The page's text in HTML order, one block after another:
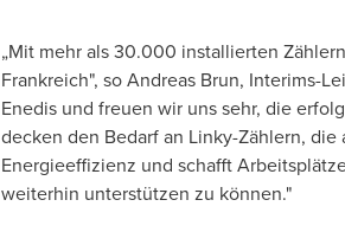
„Mit mehr als 30.000 installierten
Frankreich", soAndreas Brun, Interims-
Enedis und freuen wir uns sehr, die
decken den Bedarf an Linky-Zählern,
Energieeffizienz und schafft
weiterhin unterstützen zu können."